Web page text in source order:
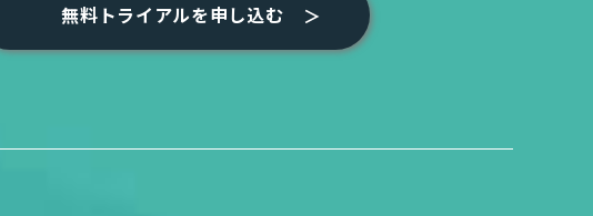
無料トライアルを申し込む